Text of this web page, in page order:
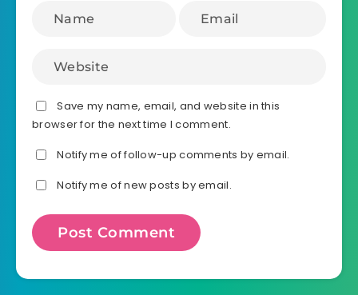
Save my name, email, and website in this
browser for the next time I comment.
Notify me of follow-up comments by email.
Notify me of new posts by email.